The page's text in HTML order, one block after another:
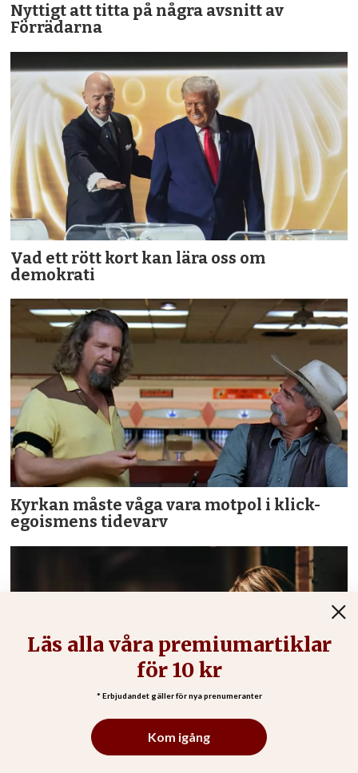
Nyttigt att titta på några avsnitt av
Förrädarna
Vad ett rött kort kan lära oss om
demokrati
Kyrkan måste våga vara motpol i klick-
egoismens tidevarv
Folkhälsan är mycket mer än bara det